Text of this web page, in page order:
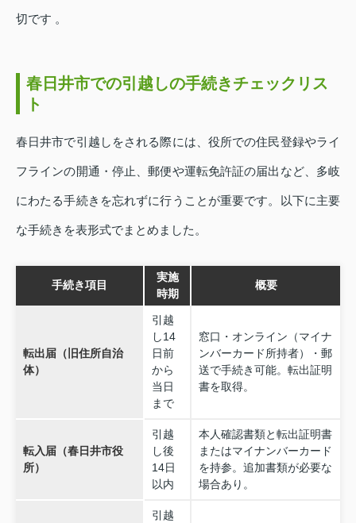
切です 。
春日井市での引越しの手続きチェックリス
ト
春日井市で引越しをされる際には、役所での住民登録やライ
フラインの開通・停止、郵便や運転免許証の届出など、多岐
にわたる手続きを忘れずに行うことが重要です。以下に主要
な手続きを表形式でまとめました。
手続き項目
実施
時期
概要
転出届（旧住所自治
体）
引越
し14
日前
から
当日
まで
窓口・オンライン（マイナ
ンバーカード所持者）・郵
送で手続き可能。転出証明
書を取得。
転入届（春日井市役
所）
引越
し後
14日
以内
本人確認書類と転出証明書
またはマイナンバーカード
を持参。追加書類が必要な
場合あり。
引越